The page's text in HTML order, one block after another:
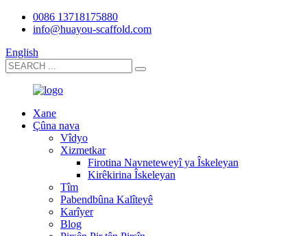
0086 13718175880
info@huayou-scaffold.com
English
Xane
Çûna nava
Vîdyo
Xizmetkar
Firotina Navneteweyî ya Îskeleyan
Kirêkirina Îskeleyan
Tîm
Pabendbûna Kalîteyê
Karîyer
Blog